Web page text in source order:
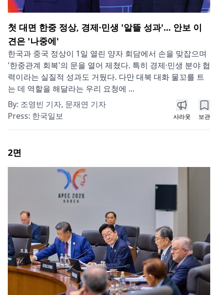
첫 대면 한중 정상, 경제·민생 '알뜰 성과'... 안보 이
견은 '나중에'
한국과 중국 정상이 1일 열린 양자 회담에서 손을 맞잡으며
'한중관계 회복'의 문을 열어 제쳤다. 특히 경제·민생 분야 협
력이라는 실질적 성과도 거뒀다. 다만 대북 대화 물꼬를 트
는 데 역할을 해달라는 우리 요청에 ...
By: 조영빈 기자, 문재연 기자
Press: 한국일보 샤라웃 보관
2면